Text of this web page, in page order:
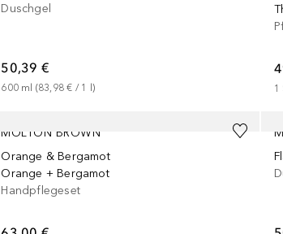
Duschgel
50,39 €
600 ml (83,98 € / 1 ) 1
MOLTON BROWN
Orange & Bergamot
Orange + Bergamot
Handpflegeset